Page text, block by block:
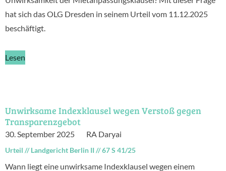
hat sich das OLG Dresden in seinem Urteil vom 11.12.2025
beschäftigt.
Lesen
Unwirksame Indexklausel wegen Verstoß gegen
Transparenzgebot
30. September 2025 RA Daryai
Urteil //Landgericht Berlin II //67 S 41/25
Wann liegt eine unwirksame Indexklausel wegen einem